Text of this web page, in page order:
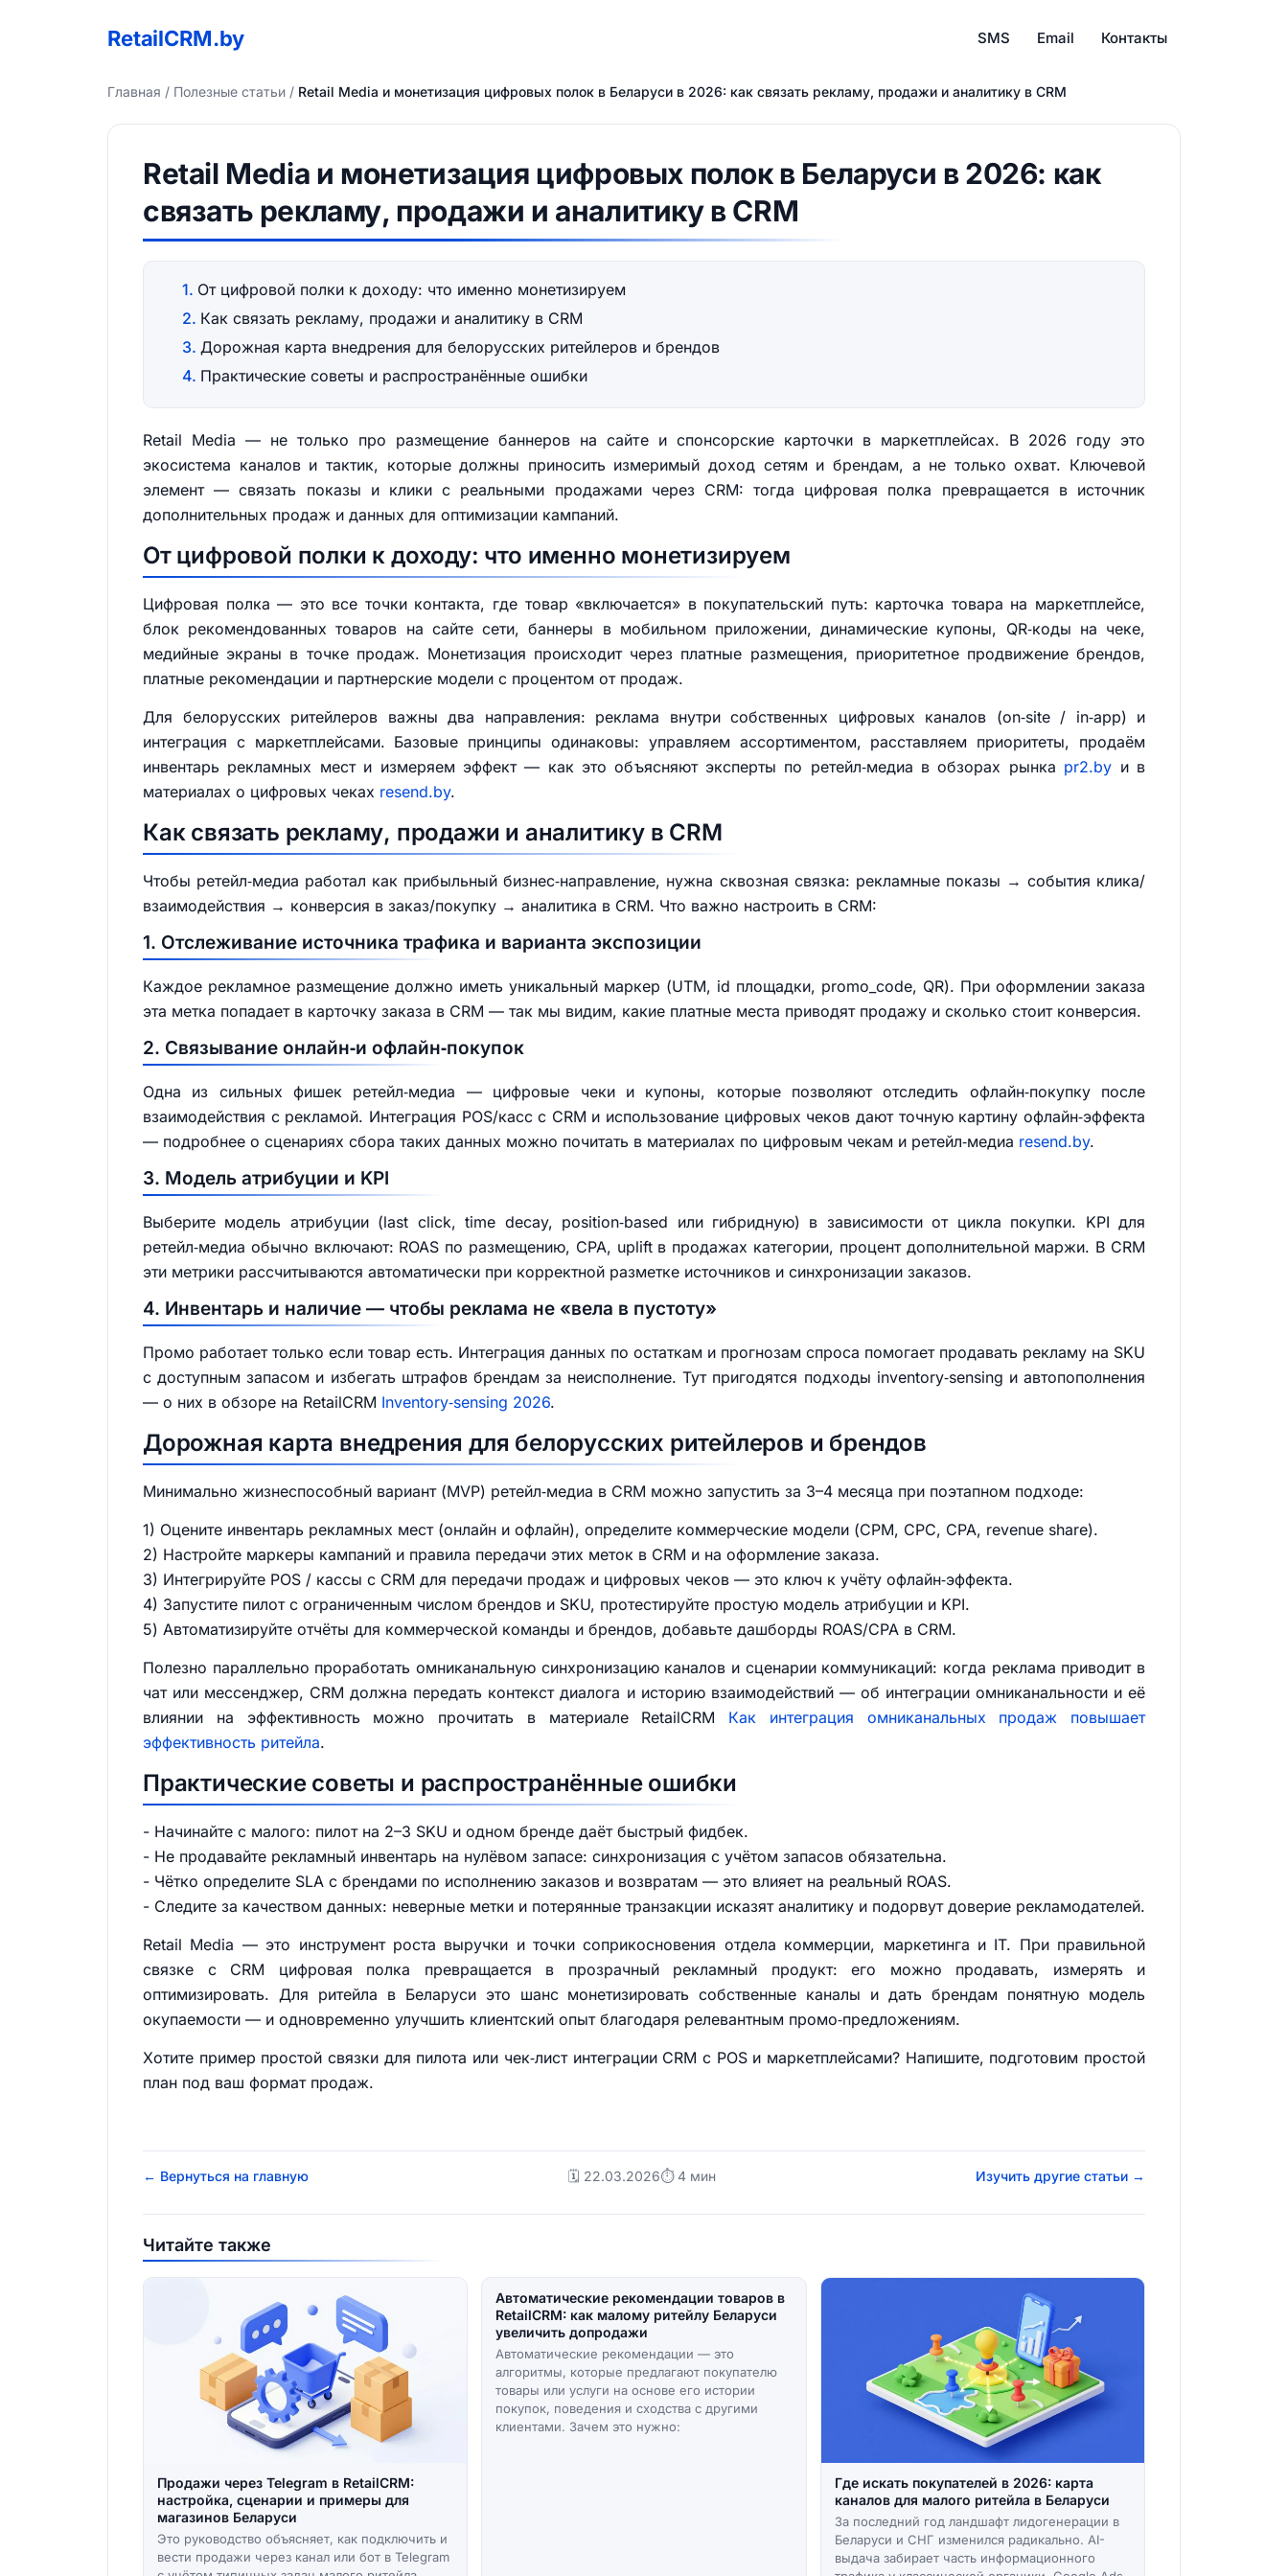
RetailCRM.by SMS Email Контакты
Главная / Полезные статьи / Retail Media и монетизация цифровых полок в Беларуси в 2026: как связать рекламу, продажи и аналитику в CRM
Retail Media и монетизация цифровых полок в Беларуси в 2026: как
связать рекламу, продажи и аналитику в CRM
От цифровой полки к доходу: что именно монетизируем
Как связать рекламу, продажи и аналитику в CRM
Дорожная карта внедрения для белорусских ритейлеров и брендов
Практические советы и распространённые ошибки
Retail Media — не только про размещение баннеров на сайте и спонсорские карточки в маркетплейсах. В 2026 году это
экосистема каналов и тактик, которые должны приносить измеримый доход сетям и брендам, а не только охват. Ключевой
элемент — связать показы и клики с реальными продажами через CRM: тогда цифровая полка превращается в источник
дополнительных продаж и данных для оптимизации кампаний.
От цифровой полки к доходу: что именно монетизируем
Цифровая полка — это все точки контакта, где товар «включается» в покупательский путь: карточка товара на маркетплейсе,
блок рекомендованных товаров на сайте сети, баннеры в мобильном приложении, динамические купоны, QR‑коды на чеке,
медийные экраны в точке продаж. Монетизация происходит через платные размещения, приоритетное продвижение брендов,
платные рекомендации и партнерские модели с процентом от продаж.
Для белорусских ритейлеров важны два направления: реклама внутри собственных цифровых каналов (on‑site / in‑app) и
интеграция с маркетплейсами. Базовые принципы одинаковы: управляем ассортиментом, расставляем приоритеты, продаём
инвентарь рекламных мест и измеряем эффект — как это объясняют эксперты по ретейл‑медиа в обзорах рынка pr2.by и в
материалах о цифровых чеках resend.by.
Как связать рекламу, продажи и аналитику в CRM
Чтобы ретейл‑медиа работал как прибыльный бизнес‑направление, нужна сквозная связка: рекламные показы → события клика/
взаимодействия → конверсия в заказ/покупку → аналитика в CRM. Что важно настроить в CRM:
1. Отслеживание источника трафика и варианта экспозиции
Каждое рекламное размещение должно иметь уникальный маркер (UTM, id площадки, promo_code, QR). При оформлении заказа
эта метка попадает в карточку заказа в CRM — так мы видим, какие платные места приводят продажу и сколько стоит конверсия.
2. Связывание онлайн‑и офлайн‑покупок
Одна из сильных фишек ретейл‑медиа — цифровые чеки и купоны, которые позволяют отследить офлайн‑покупку после
взаимодействия с рекламой. Интеграция POS/касс с CRM и использование цифровых чеков дают точную картину офлайн‑эффекта
— подробнее о сценариях сбора таких данных можно почитать в материалах по цифровым чекам и ретейл‑медиа resend.by.
3. Модель атрибуции и KPI
Выберите модель атрибуции (last click, time decay, position‑based или гибридную) в зависимости от цикла покупки. KPI для
ретейл‑медиа обычно включают: ROAS по размещению, CPA, uplift в продажах категории, процент дополнительной маржи. В CRM
эти метрики рассчитываются автоматически при корректной разметке источников и синхронизации заказов.
4. Инвентарь и наличие — чтобы реклама не «вела в пустоту»
Промо работает только если товар есть. Интеграция данных по остаткам и прогнозам спроса помогает продавать рекламу на SKU
с доступным запасом и избегать штрафов брендам за неисполнение. Тут пригодятся подходы inventory‑sensing и автопополнения
— о них в обзоре на RetailCRM Inventory‑sensing 2026.
Дорожная карта внедрения для белорусских ритейлеров и брендов
Минимально жизнеспособный вариант (MVP) ретейл‑медиа в CRM можно запустить за 3–4 месяца при поэтапном подходе:
1) Оцените инвентарь рекламных мест (онлайн и офлайн), определите коммерческие модели (CPM, CPC, CPA, revenue share).
2) Настройте маркеры кампаний и правила передачи этих меток в CRM и на оформление заказа.
3) Интегрируйте POS / кассы с CRM для передачи продаж и цифровых чеков — это ключ к учёту офлайн‑эффекта.
4) Запустите пилот с ограниченным числом брендов и SKU, протестируйте простую модель атрибуции и KPI.
5) Автоматизируйте отчёты для коммерческой команды и брендов, добавьте дашборды ROAS/CPA в CRM.
Полезно параллельно проработать омниканальную синхронизацию каналов и сценарии коммуникаций: когда реклама приводит в
чат или мессенджер, CRM должна передать контекст диалога и историю взаимодействий — об интеграции омниканальности и её
влиянии на эффективность можно прочитать в материале RetailCRM Как интеграция омниканальных продаж повышает
эффективность ритейла.
Практические советы и распространённые ошибки
- Начинайте с малого: пилот на 2–3 SKU и одном бренде даёт быстрый фидбек.
- Не продавайте рекламный инвентарь на нулёвом запасе: синхронизация с учётом запасов обязательна.
- Чётко определите SLA с брендами по исполнению заказов и возвратам — это влияет на реальный ROAS.
- Следите за качеством данных: неверные метки и потерянные транзакции исказят аналитику и подорвут доверие рекламодателей.
Retail Media — это инструмент роста выручки и точки соприкосновения отдела коммерции, маркетинга и IT. При правильной
связке с CRM цифровая полка превращается в прозрачный рекламный продукт: его можно продавать, измерять и
оптимизировать. Для ритейла в Беларуси это шанс монетизировать собственные каналы и дать брендам понятную модель
окупаемости — и одновременно улучшить клиентский опыт благодаря релевантным промо‑предложениям.
Хотите пример простой связки для пилота или чек‑лист интеграции CRM с POS и маркетплейсами? Напишите, подготовим простой
план под ваш формат продаж.
← Вернуться на главную 🗓️ 22.03.2026⏱ 4 мин Изучить другие статьи →
Читайте также
Продажи через Telegram в RetailCRM:
настройка, сценарии и примеры для
магазинов Беларуси
Это руководство объясняет, как подключить и
вести продажи через канал или бот в Telegram
Автоматические рекомендации товаров в
RetailCRM: как малому ритейлу Беларуси
увеличить допродажи
Автоматические рекомендации — это
алгоритмы, которые предлагают покупателю
товары или услуги на основе его истории
покупок, поведения и сходства с другими
клиентами. Зачем это нужно:
Где искать покупателей в 2026: карта
каналов для малого ритейла в Беларуси
За последний год ландшафт лидогенерации в
Беларуси и СНГ изменился радикально. AI-
выдача забирает часть информационного